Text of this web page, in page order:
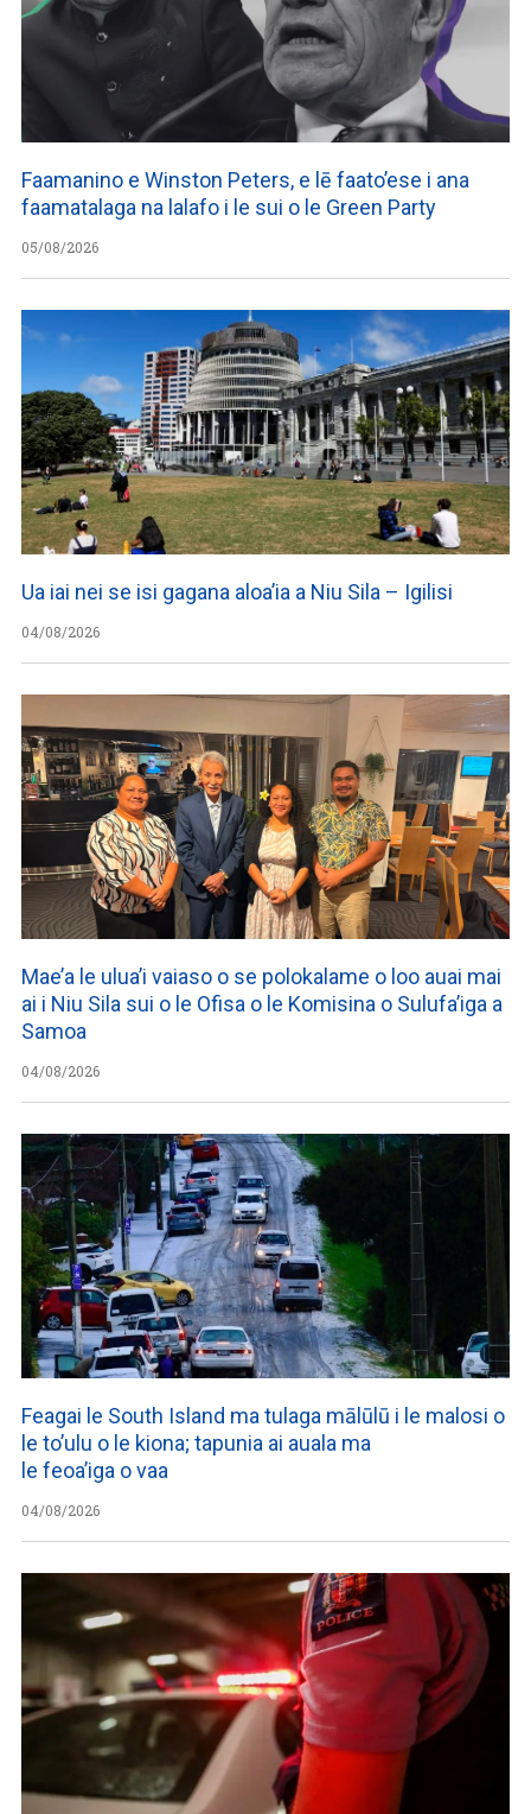
Faamanino e Winston Peters, e lē faato’ese i ana
faamatalaga na lalafo i le sui o le Green Party
05/08/2026
Ua iai nei se isi gagana aloa’ia a Niu Sila – Igilisi
04/08/2026
Mae’a le ulua’i vaiaso o se polokalame o loo auai mai
ai i Niu Sila sui o le Ofisa o le Komisina o Sulufa’iga a
Samoa
04/08/2026
Feagai le South Island ma tulaga mālūlū i le malosi o
le to’ulu o le kiona; tapunia ai auala ma
le feoa’iga o vaa
04/08/2026